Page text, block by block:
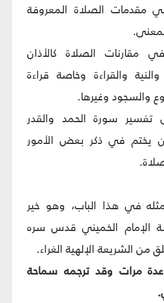
في مقدمات الصلاة المعروفة
في مقارنات الصلاة كالأذان
والقراءة وخاصة قراءة
والسجود وغيرها.
تفسير سورة الحمد والقدر
يختم في ذكر بعض الأمور
في هذا الباب، وهو خير
الإمام الخميني قدس سره
من الشريعة الإلهية الغراء.
مرات وقد ترجمه سماحة